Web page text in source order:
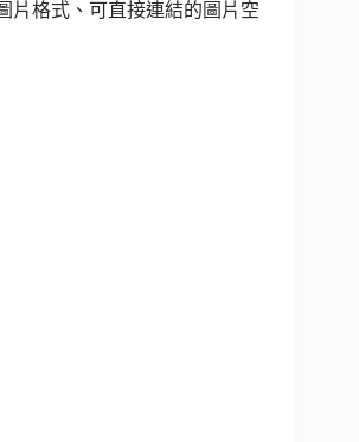
片格式、可直接連結的圖片空